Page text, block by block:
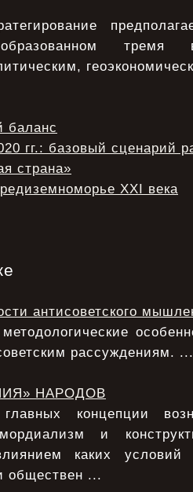
тремя
баланс
гг.: базовый сценарий
страна»
XXI века
антисоветского
рассуждениям. ...
НАРОДОВ
концепции
и
каких
обществен ...